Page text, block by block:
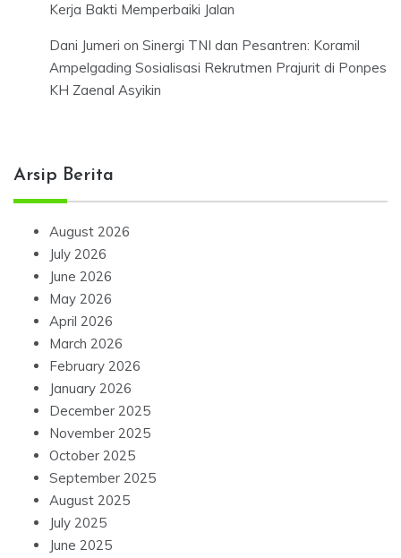
Kerja Bakti Memperbaiki Jalan
Dani Jumeri on Sinergi TNI dan Pesantren: Koramil
Ampelgading Sosialisasi Rekrutmen Prajurit di Ponpes
KH Zaenal Asyikin
Arsip Berita
August 2026
July 2026
June 2026
May 2026
April 2026
March 2026
February 2026
January 2026
December 2025
November 2025
October 2025
September 2025
August 2025
July 2025
June 2025